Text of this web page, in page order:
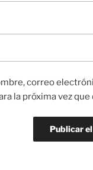
correo
la próxima vez